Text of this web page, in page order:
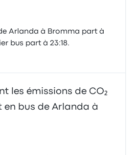
Arlanda à Bromma part à
bus part à 23:18.
les émissions de CO₂
en bus de Arlanda à